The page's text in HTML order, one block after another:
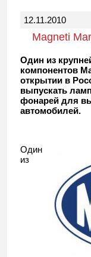
12.11.2010
Magneti
Один из
компонентов
открытии в
выпускать
фонарей для
автомобилей.
Один
из